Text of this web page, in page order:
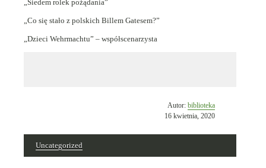
„Siedem rolek pożądania”
„Co się stało z polskich Billem Gatesem?”
„Dzieci Wehrmachtu” – współscenarzysta
Autor:bibliotekaOpublikowano
w
16 kwietnia, 2020
Uncategorized